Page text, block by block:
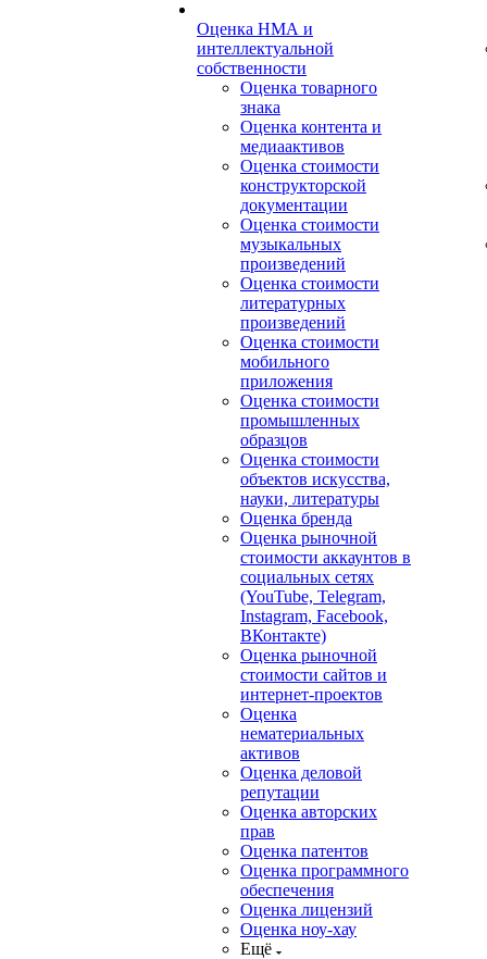
Оценка НМА и
интеллектуальной
собственности
Оценка товарного
знака
Оценка контента и
медиаактивов
Оценка стоимости
конструкторской
документации
Оценка стоимости
музыкальных
произведений
Оценка стоимости
литературных
произведений
Оценка стоимости
мобильного
приложения
Оценка стоимости
промышленных
образцов
Оценка стоимости
объектов искусства,
науки, литературы
Оценка бренда
Оценка рыночной
стоимости аккаунтов в
социальных сетях
(YouTube, Telegram,
Instagram, Facebook,
ВКонтакте)
Оценка рыночной
стоимости сайтов и
интернет-проектов
Оценка
нематериальных
активов
Оценка деловой
репутации
Оценка авторских
прав
Оценка патентов
Оценка программного
обеспечения
Оценка лицензий
Оценка ноу-хау
Ещё